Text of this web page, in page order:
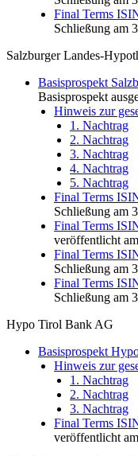
Final Terms
Schließung am
Salzburger Landes-
Basisprospekt
Basisprospekt
Hinweis zur
1. Nachtrag
2. Nachtrag
3. Nachtrag
4. Nachtrag
5. Nachtrag
Final Terms
Schließung am
Final Terms
veröffentlicht
Final Terms
Schließung am
Final Terms
Schließung am
Hypo Tirol Bank AG
Basisprospekt
Hinweis zur
1. Nachtrag
2. Nachtrag
3. Nachtrag
Final Terms
veröffentlicht